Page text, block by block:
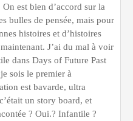
est bien d’accord sur la
bulles de pensée, mais pour
histoires et d’histoires
J’ai du mal à voir
dans Days of Future Past
sois le premier à
est bavarde, ultra
un story board, et
? Oui.? Infantile ?